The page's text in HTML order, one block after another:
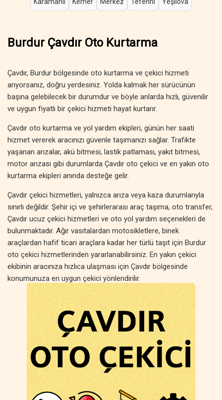
Burdur Çavdır Oto Kurtarma
Çavdır, Burdur bölgesinde oto kurtarma ve çekici hizmeti
arıyorsanız, doğru yerdesiniz. Yolda kalmak her sürücünün
başına gelebilecek bir durumdur ve böyle anlarda hızlı, güvenilir
ve uygun fiyatlı bir çekici hizmeti hayat kurtarır.
Çavdır oto kurtarma ve yol yardım ekipleri, günün her saati
hizmet vererek aracınızı güvenle taşımanızı sağlar. Trafikte
yaşanan arızalar, akü bitmesi, lastik patlaması, yakıt bitmesi,
motor arızası gibi durumlarda Çavdır oto çekici ve en yakın oto
kurtarma ekipleri anında desteğe gelir.
Çavdır çekici hizmetleri, yalnızca arıza veya kaza durumlarıyla
sınırlı değildir. Şehir içi ve şehirlerarası araç taşıma, oto transfer,
Çavdır ucuz çekici hizmetleri ve oto yol yardım seçenekleri de
bulunmaktadır. Ağır vasıtalardan motosikletlere, binek
araçlardan hafif ticari araçlara kadar her türlü taşıt için Burdur
oto çekici hizmetlerinden yararlanabilirsiniz. En yakın çekici
ekibinin aracınıza hızlıca ulaşması için Çavdır bölgesinde
konumunuza en uygun çekici yönlendirilir.
Burdur oto kurtarma hizmetleri, sadece acil yol yardımıyla sınırlı
değildir. Planlı araç taşıma, özel çekici hizmetleri, oto transfer ve
araç nakliyesi gibi farklı çözümler sunulmaktadır. Çavdır
bölgesinde çekici fiyatları, hizmetin kapsamına ve mesafeye
göre değişse de, her bütçeye uygun seçenekler mevcuttur.
Uygun fiyatlı oto kurtarma ve Çavdır çekici hizmeti ile aracınız
güvenli bir şekilde taşınır.
Eğer Çavdır çevresinde oto çekici, oto yol yardım veya akü